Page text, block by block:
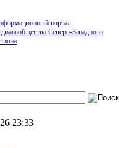
портал
Северо-Западного
23:33